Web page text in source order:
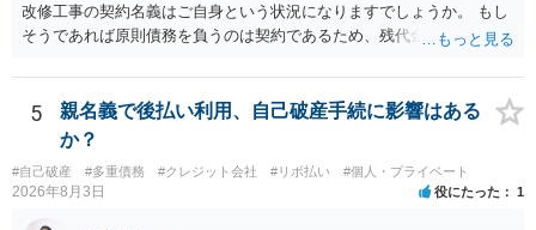
改修工事の契約名義はご自身という状況になりますでしょうか。 もし
そうであれば原則債務を負うのは契約であるため、残代金を捻出して
ます。 入籍した場合でも、原則契約者が単独で全ての債務を負うこと
には変わりがありません。 なかなか対応に難しい案件であり、公開の
場でアドバイスを行うのも限界があるように思われますので、資料等
を持参のうえ個別に弁護士に相談されることをお勧めします。
5
親名義で後払い利用、自己破産手続に影響はある
か？
#自己破産 #多重債務 #クレジット会社 #リボ払い #個人・プライベート
2026年8月3日 役にたった 1